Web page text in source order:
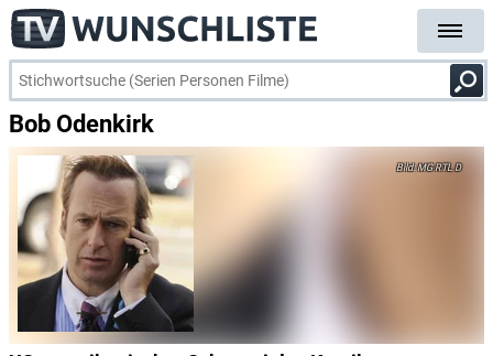
Bob Odenkirk
MG RTL D